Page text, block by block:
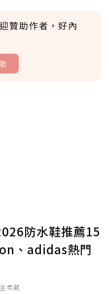
贊助作者，好內
確認送出
防水鞋推薦15
、adidas熱門
柔葳